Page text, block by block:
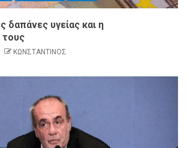
δαπάνες υγείας και η
τους
ΚΩΝΣΤΑΝΤΙΝΟΣ